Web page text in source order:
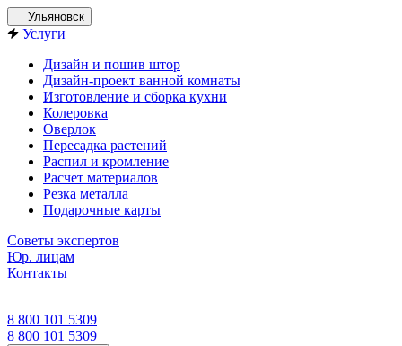
Ульяновск
Услуги
Дизайн и пошив штор
Дизайн-проект ванной комнаты
Изготовление и сборка кухни
Колеровка
Оверлок
Пересадка растений
Распил и кромление
Расчет материалов
Резка металла
Подарочные карты
Советы экспертов
Юр. лицам
Контакты
8 800 101 5309
8 800 101 5309